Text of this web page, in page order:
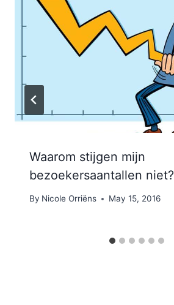
Waarom stijgen mijn
bezoekersaantallen niet?
By Nicole Orriëns May 15, 2016